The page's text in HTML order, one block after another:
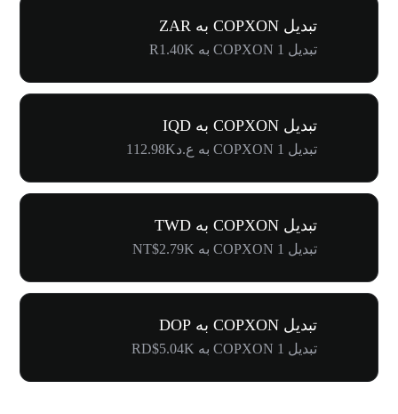
تبدیل COPXON به ZAR
تبدیل 1 COPXON به R1.40K
تبدیل COPXON به IQD
تبدیل 1 COPXON به ع.د112.98K
تبدیل COPXON به TWD
تبدیل 1 COPXON به NT$2.79K
تبدیل COPXON به DOP
تبدیل 1 COPXON به RD$5.04K